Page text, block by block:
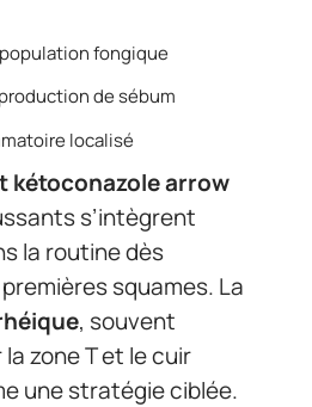
fongique
de sébum
localisé
kétoconazole arrow
s’intègrent
la routine dès
squames. La
, souvent
zone T et le cuir
une stratégie ciblée.